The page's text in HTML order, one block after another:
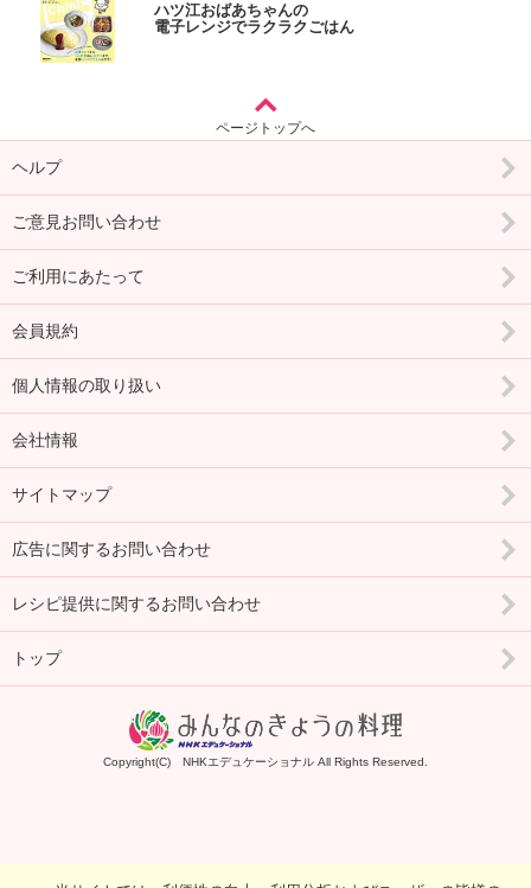
ハツ江おばあちゃんの
電子レンジでラクラクごはん
ページトップへ
ヘルプ
ご意見お問い合わせ
ご利用にあたって
会員規約
個人情報の取り扱い
会社情報
サイトマップ
広告に関するお問い合わせ
レシピ提供に関するお問い合わせ
トップ
Copyright(C) NHKエデュケーショナル All Rights Reserved.